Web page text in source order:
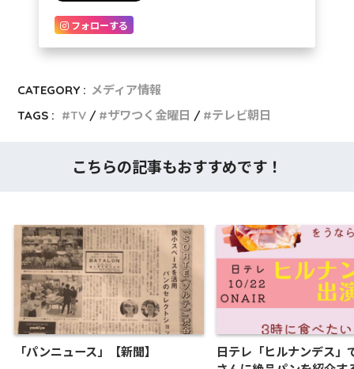
フォローする
CATEGORY : メディア情報
TAGS :
TV ザワつく金曜日 テレビ朝日
こちらの記事もおすすめです！
「パンニュース」【新聞】
日テレ「ヒルナンデス」